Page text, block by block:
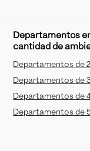
Departamentos
cantidad de
Departamentos de
Departamentos de
Departamentos de
Departamentos de